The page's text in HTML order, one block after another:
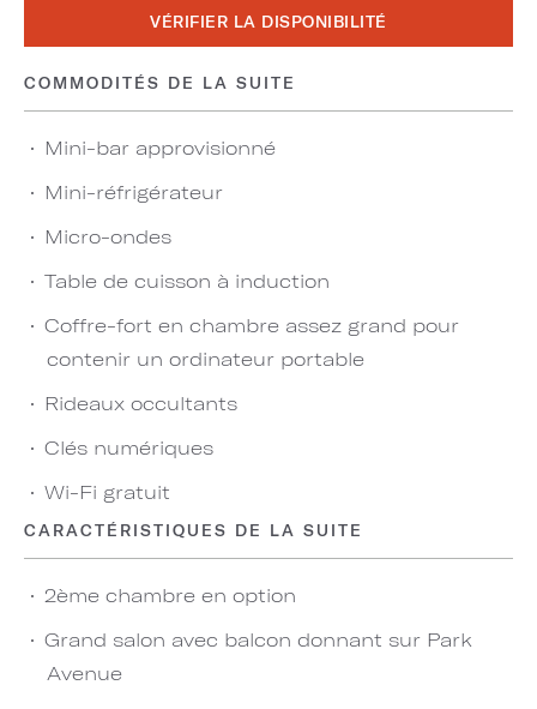
VÉRIFIER LA DISPONIBILITÉ
COMMODITÉS DE LA SUITE
Mini-bar approvisionné
Mini-réfrigérateur
Micro-ondes
Table de cuisson à induction
Coffre-fort en chambre assez grand pour
contenir un ordinateur portable
Rideaux occultants
Clés numériques
Wi-Fi gratuit
CARACTÉRISTIQUES DE LA SUITE
2ème chambre en option
Grand salon avec balcon donnant sur Park
Avenue